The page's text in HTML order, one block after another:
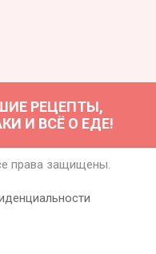
РЕЦЕПТЫ,
И ВСЁ О ЕДЕ!
права защищены.